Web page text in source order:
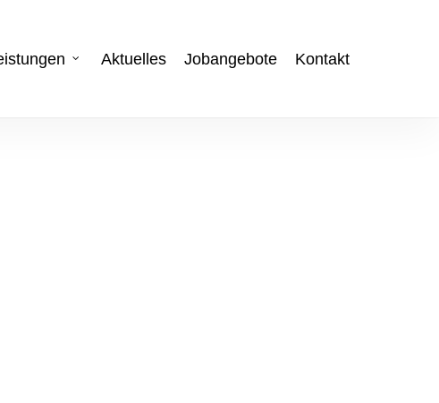
Aktuelles Jobangebote Kontakt